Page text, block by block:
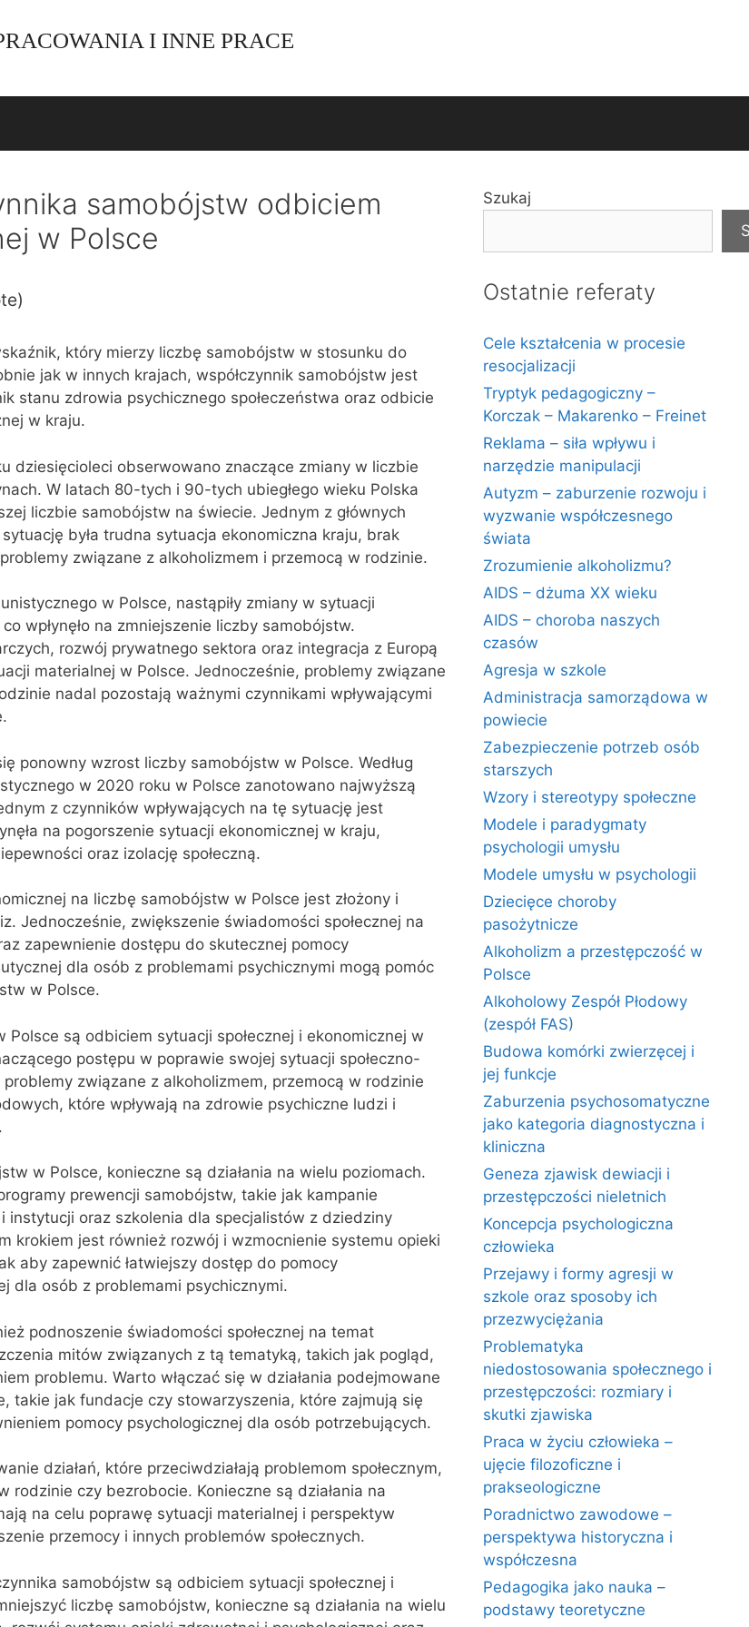
I INNE PRACE
samobójstw odbiciem
w Polsce
który mierzy liczbę samobójstw w stosunku do
jak w innych krajach, współczynnik samobójstw jest
stanu zdrowia psychicznego społeczeństwa oraz odbicie
w kraju.
dziesięcioleci obserwowano znaczące zmiany w liczbie
W latach 80-tych i 90-tych ubiegłego wieku Polska
liczbie samobójstw na świecie. Jednym z głównych
była trudna sytuacja ekonomiczna kraju, brak
związane z alkoholizmem i przemocą w rodzinie.
w Polsce, nastąpiły zmiany w sytuacji
wpłynęło na zmniejszenie liczby samobójstw.
rozwój prywatnego sektora oraz integracja z Europą
materialnej w Polsce. Jednocześnie, problemy związane
nadal pozostają ważnymi czynnikami wpływającymi
ponowny wzrost liczby samobójstw w Polsce. Według
w 2020 roku w Polsce zanotowano najwyższą
z czynników wpływających na tę sytuację jest
na pogorszenie sytuacji ekonomicznej w kraju,
oraz izolację społeczną.
na liczbę samobójstw w Polsce jest złożony i
Jednocześnie, zwiększenie świadomości społecznej na
zapewnienie dostępu do skutecznej pomocy
dla osób z problemami psychicznymi mogą pomóc
w Polsce.
są odbiciem sytuacji społecznej i ekonomicznej w
postępu w poprawie swojej sytuacji społeczno-
związane z alkoholizmem, przemocą w rodzinie
które wpływają na zdrowie psychiczne ludzi i
w Polsce, konieczne są działania na wielu poziomach.
prewencji samobójstw, takie jak kampanie
i instytucji oraz szkolenia dla specjalistów z dziedziny
krokiem jest również rozwój i wzmocnienie systemu opieki
aby zapewnić łatwiejszy dostęp do pomocy
dla osób z problemami psychicznymi.
podnoszenie świadomości społecznej na temat
mitów związanych z tą tematyką, takich jak pogląd,
problemu. Warto włączać się w działania podejmowane
takie jak fundacje czy stowarzyszenia, które zajmują się
pomocy psychologicznej dla osób potrzebujących.
działań, które przeciwdziałają problemom społecznym,
rodzinie czy bezrobocie. Konieczne są działania na
na celu poprawę sytuacji materialnej i perspektyw
przemocy i innych problemów społecznych.
samobójstw są odbiciem sytuacji społecznej i
liczbę samobójstw, konieczne są działania na wielu
Szukaj
Ostatnie referaty
Cele kształcenia w procesie
resocjalizacji
Tryptyk pedagogiczny –
Korczak – Makarenko – Freinet
Reklama – siła wpływu i
narzędzie manipulacji
Autyzm – zaburzenie rozwoju i
wyzwanie współczesnego
świata
Zrozumienie alkoholizmu?
AIDS – dżuma XX wieku
AIDS – choroba naszych
czasów
Agresja w szkole
Administracja samorządowa w
powiecie
Zabezpieczenie potrzeb osób
starszych
Wzory i stereotypy społeczne
Modele i paradygmaty
psychologii umysłu
Modele umysłu w psychologii
Dziecięce choroby
pasożytnicze
Alkoholizm a przestępczość w
Polsce
Alkoholowy Zespół Płodowy
(zespół FAS)
Budowa komórki zwierzęcej i
jej funkcje
Zaburzenia psychosomatyczne
jako kategoria diagnostyczna i
kliniczna
Geneza zjawisk dewiacji i
przestępczości nieletnich
Koncepcja psychologiczna
człowieka
Przejawy i formy agresji w
szkole oraz sposoby ich
przezwyciężania
Problematyka
niedostosowania społecznego i
przestępczości: rozmiary i
skutki zjawiska
Praca w życiu człowieka –
ujęcie filozoficzne i
prakseologiczne
Poradnictwo zawodowe –
perspektywa historyczna i
współczesna
Pedagogika jako nauka –
podstawy teoretyczne